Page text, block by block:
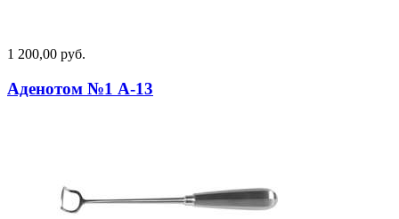
1 200,00 руб.
Аденотом №1 А-13